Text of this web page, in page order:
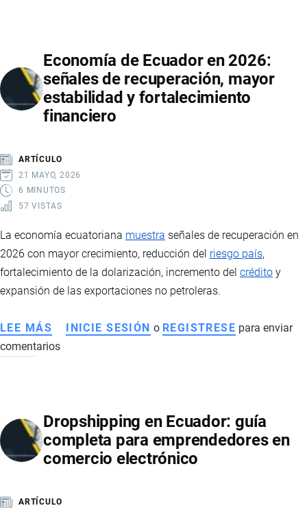
ECUADOR
2026:
VENTAS
RÉCORD,
PRECIOS
Y
PAÍSES
Economía de Ecuador en 2026:
señales de recuperación, mayor
estabilidad y fortalecimiento
financiero
ARTÍCULO
21 MAYO, 2026
6 MINUTOS
57 VISTAS
La economía ecuatoriana muestra señales de recuperación en
2026 con mayor crecimiento, reducción del riesgo país,
fortalecimiento de la dolarización, incremento del crédito y
expansión de las exportaciones no petroleras.
LEE MÁS SOBRE
ECONOMÍA
2026:
SEÑALES
DE
INICIE SESIÓN o REGISTRESE para enviar
comentarios
Dropshipping en Ecuador: guía
completa para emprendedores en
comercio electrónico
ARTÍCULO